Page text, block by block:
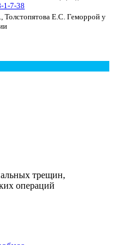
1-7-38
Е.С. Геморрой у
трещин,
операций